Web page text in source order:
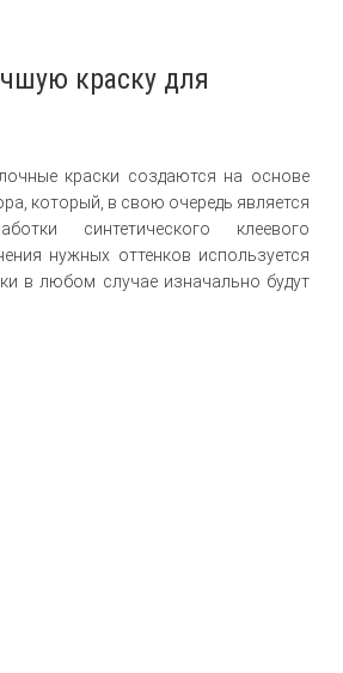
краску для
краски создаются на основе
который, в свою очередь является
синтетического клеевого
нужных оттенков используется
в любом случае изначально будут